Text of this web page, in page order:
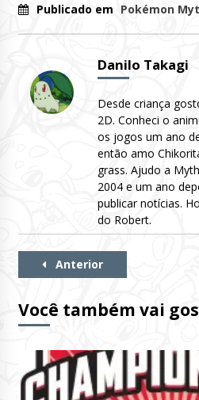
Publicado em Pokémon
Danilo Takagi
Desde criança
2D. Conheci o
os jogos um ano
então amo
grass. Ajudo a
2004 e um ano
publicar notícias.
do Robert.
Continue
Anterior
Você também vai